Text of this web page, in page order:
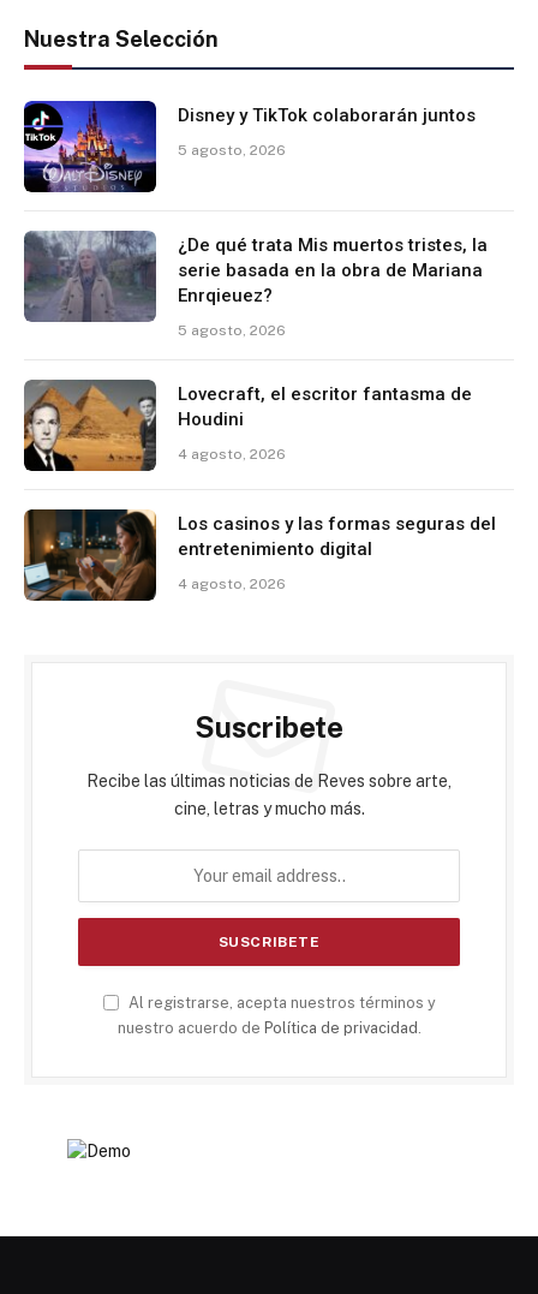
Nuestra Selección
Disney y TikTok colaborarán juntos
5 agosto, 2026
¿De qué trata Mis muertos tristes, la
serie basada en la obra de Mariana
Enrqieuez?
5 agosto, 2026
Lovecraft, el escritor fantasma de
Houdini
4 agosto, 2026
Los casinos y las formas seguras del
entretenimiento digital
4 agosto, 2026
Suscribete
Recibe las últimas noticias de Reves sobre arte,
cine, letras y mucho más.
Al registrarse, acepta nuestros términos y
nuestro acuerdo de Política de privacidad .